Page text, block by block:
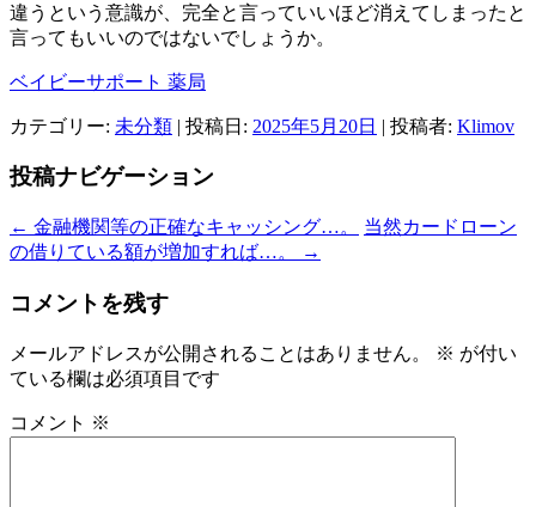
違うという意識が、完全と言っていいほど消えてしまったと
言ってもいいのではないでしょうか。
ベイビーサポート 薬局
カテゴリー: 未分類 | 投稿日: 2025年5月20日 | 投稿者: Klimov
投稿ナビゲーション
← 金融機関等の正確なキャッシング…。
当然カードローン
の借りている額が増加すれば…。
→
コメントを残す
メールアドレスが公開されることはありません。 ※ が付い
ている欄は必須項目です
コメント ※